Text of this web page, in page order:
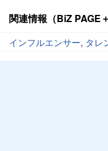
関連情報（BiZ PAGE＋
インフルエンサー, タレ